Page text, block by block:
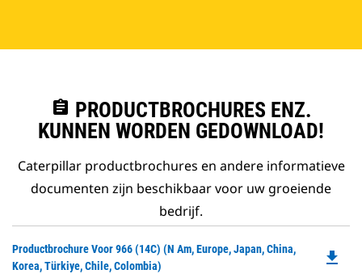
assignment PRODUCTBROCHURES ENZ.
KUNNEN WORDEN GEDOWNLOAD!
Caterpillar productbrochures en andere informatieve
documenten zijn beschikbaar voor uw groeiende
bedrijf.
Productbrochure Voor 966 (14C) (N Am, Europe, Japan, China,
Korea, Türkiye, Chile, Colombia)
file_download